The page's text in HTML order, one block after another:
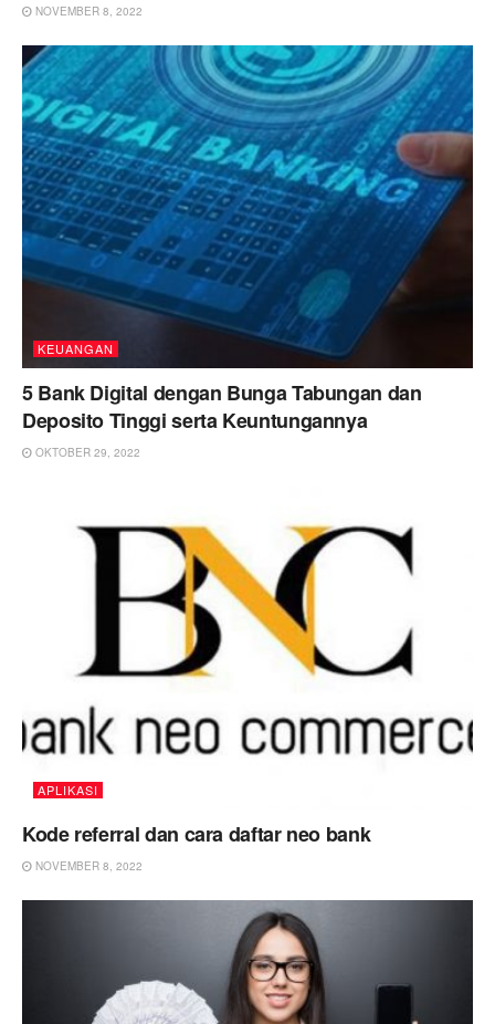
NOVEMBER 8, 2022
KEUANGAN
5 Bank Digital dengan Bunga Tabungan dan
Deposito Tinggi serta Keuntungannya
OKTOBER 29, 2022
APLIKASI
Kode referral dan cara daftar neo bank
NOVEMBER 8, 2022